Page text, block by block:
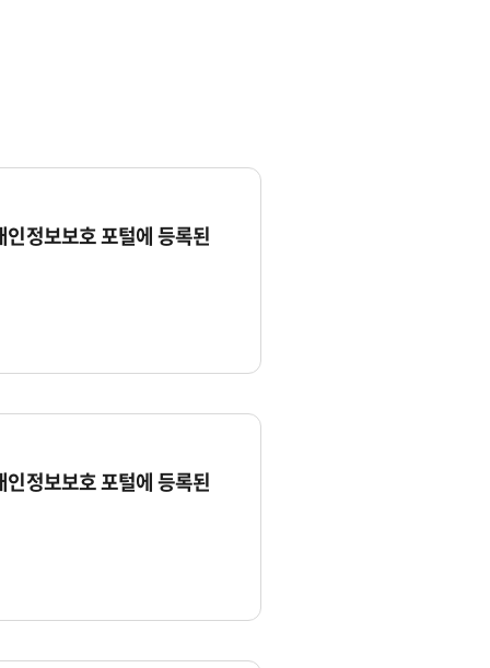
정보보호 포털에 등록된
정보보호 포털에 등록된